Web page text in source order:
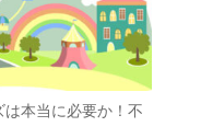
本当に必要か！不